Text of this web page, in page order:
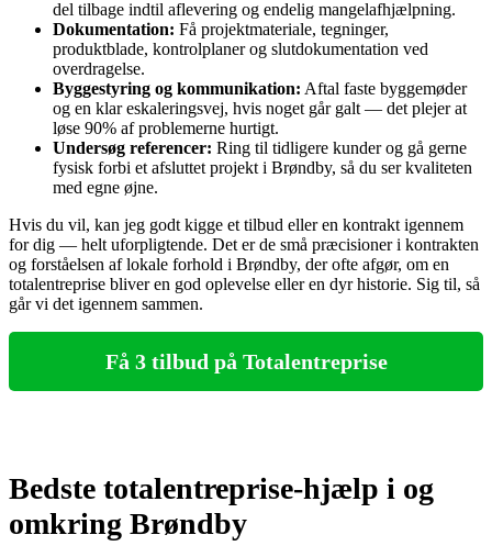
del tilbage indtil aflevering og endelig mangelafhjælpning.
Dokumentation: Få projektmateriale, tegninger,
produktblade, kontrolplaner og slutdokumentation ved
overdragelse.
Byggestyring og kommunikation: Aftal faste byggemøder
og en klar eskaleringsvej, hvis noget går galt — det plejer at
løse 90% af problemerne hurtigt.
Undersøg referencer: Ring til tidligere kunder og gå gerne
fysisk forbi et afsluttet projekt i Brøndby, så du ser kvaliteten
med egne øjne.
Hvis du vil, kan jeg godt kigge et tilbud eller en kontrakt igennem
for dig — helt uforpligtende. Det er de små præcisioner i kontrakten
og forståelsen af lokale forhold i Brøndby, der ofte afgør, om en
totalentreprise bliver en god oplevelse eller en dyr historie. Sig til, så
går vi det igennem sammen.
Få 3 tilbud på Totalentreprise
Bedste totalentreprise-hjælp i og
omkring Brøndby